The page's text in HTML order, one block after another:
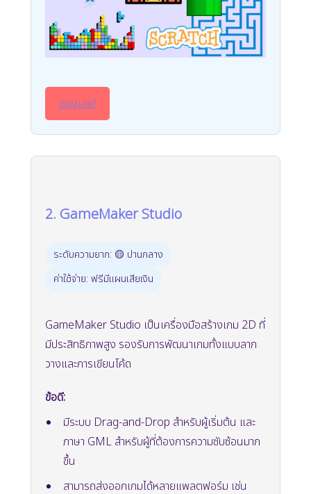
ลองเลย!
2. GameMaker Studio
ระดับความยาก: 🟡 ปานกลาง
ค่าใช้จ่าย: ฟรีมีแผนเสียเงิน
GameMaker Studio เป็นเครื่องมือสร้างเกม 2D ที่
มีประสิทธิภาพสูง รองรับการพัฒนาเกมทั้งแบบลาก
วางและการเขียนโค้ด
ข้อดี:
มีระบบ Drag-and-Drop สำหรับผู้เริ่มต้น และ
ภาษา GML สำหรับผู้ที่ต้องการความซับซ้อนมาก
ขึ้น
สามารถส่งออกเกมได้หลายแพลตฟอร์ม เช่น